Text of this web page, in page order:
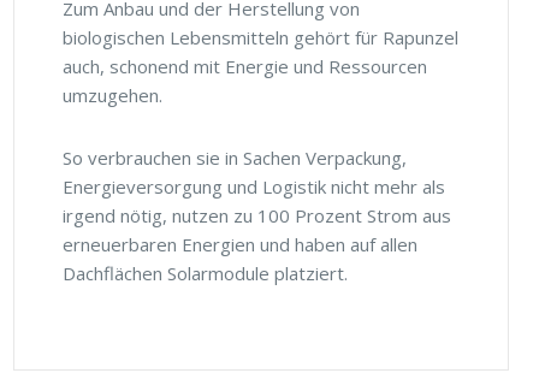
Zum Anbau und der Herstellung von
biologischen Lebensmitteln gehört für Rapunzel
auch, schonend mit Energie und Ressourcen
umzugehen.
So verbrauchen sie in Sachen Verpackung,
Energieversorgung und Logistik nicht mehr als
irgend nötig, nutzen zu 100 Prozent Strom aus
erneuerbaren Energien und haben auf allen
Dachflächen Solarmodule platziert.